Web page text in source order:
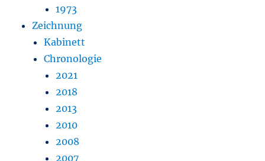
1973
Zeichnung
Kabinett
Chronologie
2021
2018
2013
2010
2008
2007